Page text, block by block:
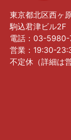
東京都北区西ヶ
駒込君津ビル2F
電話：03-5980-
営業：19:30-
不定休（詳細は